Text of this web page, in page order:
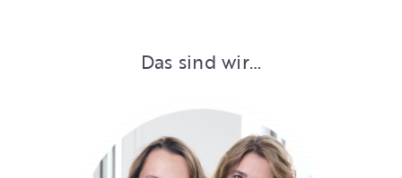
Das sind wir…